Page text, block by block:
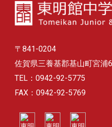
〒841-0204
佐賀県三養基郡基山町宮浦
TEL：0942-92-5775
FAX：0942-92-5769